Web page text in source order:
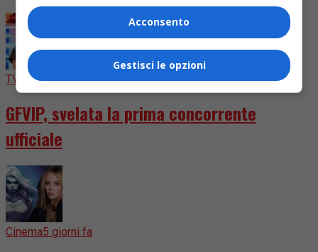
TV 4 giorni fa
GFVIP, svelata la prima concorrente
ufficiale
Cinema5 giorni fa
Acconsento
Gestisci le opzioni